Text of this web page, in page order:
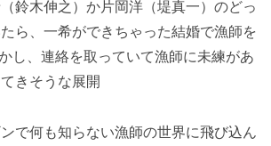
鈴木伸之）か片岡洋（堤真一）のどっ
ら、一希ができちゃった結婚で漁師を
し、連絡を取っていて漁師に未練があ
きそうな展開
で何も知らない漁師の世界に飛び込ん